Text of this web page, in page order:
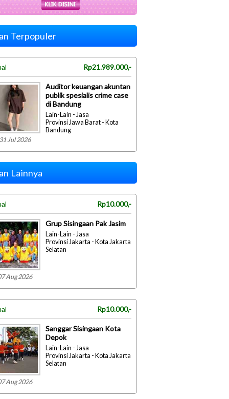
Terpopuler
Rp21.989.000,-
Jul 2026
Auditor keuangan akuntan
publik spesialis crime case
di Bandung
Lain-Lain - Jasa
Provinsi Jawa Barat - Kota
Bandung
Lainnya
Rp10.000,-
Aug 2026
Grup Sisingaan Pak Jasim
Lain-Lain - Jasa
Provinsi Jakarta - Kota Jakarta
Selatan
Rp10.000,-
Aug 2026
Sanggar Sisingaan Kota
Depok
Lain-Lain - Jasa
Provinsi Jakarta - Kota Jakarta
Selatan